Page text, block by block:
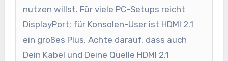
nutzen willst. Für viele PC-Setups reicht
DisplayPort; für Konsolen-User ist HDMI 2.1
ein großes Plus. Achte darauf, dass auch
Dein Kabel und Deine Quelle HDMI 2.1